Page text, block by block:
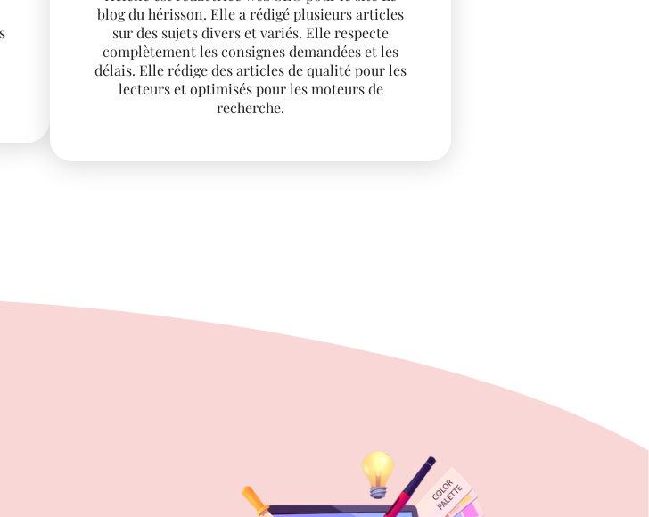
notre site internet qui est passé en première
page, deuxième résultat google en quelques mois
seulement. Ses compétences et sa
bienveillances sont appréciables, je vous la
recommande vivement !